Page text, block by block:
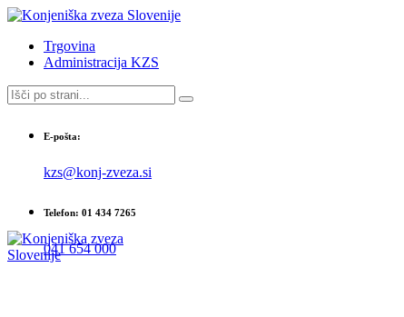
Trgovina
Administracija KZS
E-pošta:
kzs@konj-zveza.si
Telefon: 01 434 7265
041 654 000